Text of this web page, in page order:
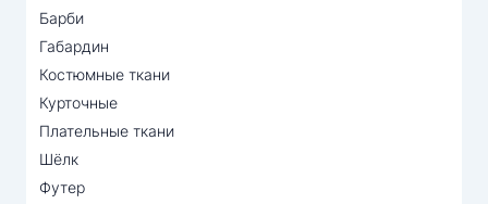
Барби
Габардин
Костюмные ткани
Курточные
Плательные ткани
Шёлк
Футер